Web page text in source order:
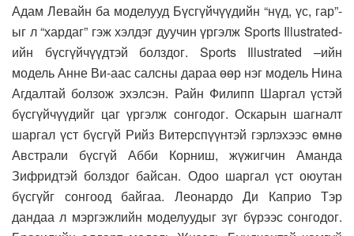
Адам Левайн ба моделууд Бүсгүйчүүдийн “нүд, үс, гар”-
ыг л “хардаг” гэж хэлдэг дуучин үргэлж Sports Illustrated-
ийн бүсгүйчүүдтэй болздог. Sports Illustrated –ийн
модель Анне Ви-аас салсны дараа өөр нэг модель Нина
Агдалтай болзож эхэлсэн. Райн Филипп Шаргал үстэй
бүсгүйчүүдийг цаг үргэлж сонгодог. Оскарын шагналт
шаргал үст бүсгүй Рийз Витерспүүнтэй гэрлэхээс өмнө
Австрали бүсгүй Абби Корниш, жүжигчин Аманда
Зифридтэй болздог байсан. Одоо шаргал үст оюутан
бүсгүйг сонгоод байгаа. Леонардо Ди Каприо Тэр
дандаа л мэргэжлийн моделуудыг зүг бүрээс сонгодог.